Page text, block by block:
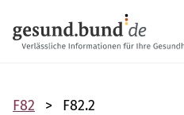
F82 F82.2